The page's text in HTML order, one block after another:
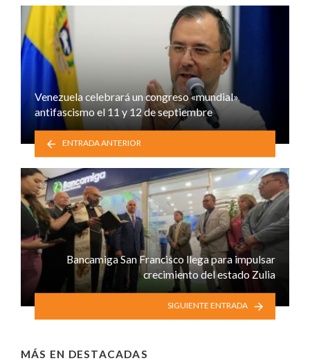
Venezuela celebrará un congreso «mundial»
antifascismo el 11 y 12 de septiembre
ENTRADA ANTERIOR
Bancamiga San Francisco llega para impulsar
crecimiento del estado Zulia
SIGUIENTE ENTRADA
MÁS EN DESTACADAS